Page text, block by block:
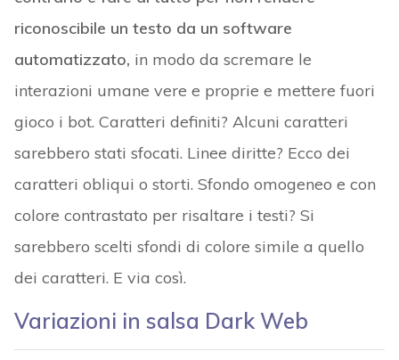
riconoscibile un testo da un software
automatizzato, in modo da scremare le
interazioni umane vere e proprie e mettere fuori
gioco i bot. Caratteri definiti? Alcuni caratteri
sarebbero stati sfocati. Linee diritte? Ecco dei
caratteri obliqui o storti. Sfondo omogeneo e con
colore contrastato per risaltare i testi? Si
sarebbero scelti sfondi di colore simile a quello
dei caratteri. E via così.
Variazioni in salsa Dark Web